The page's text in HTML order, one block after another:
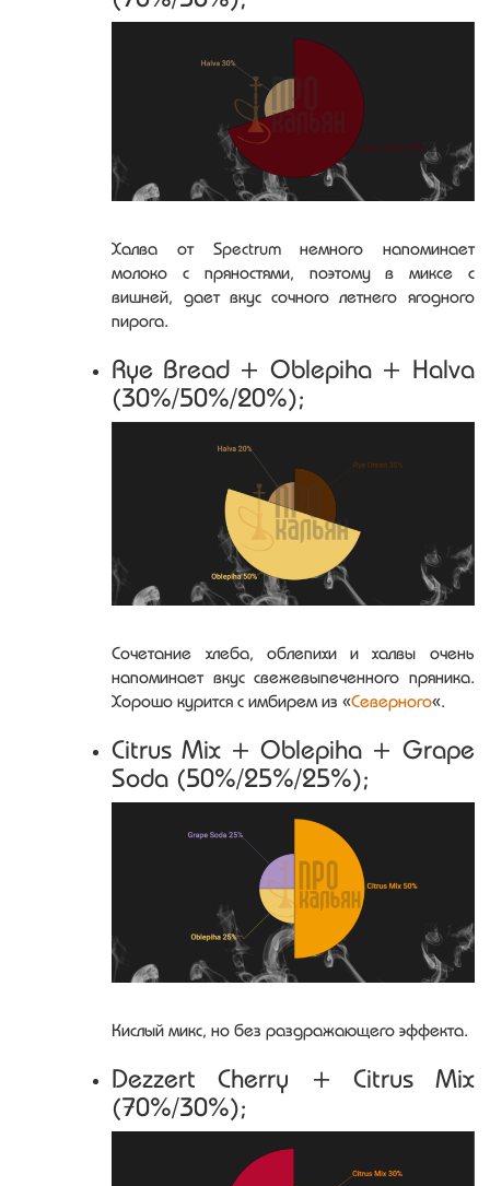
Халва от Spectrum немного напоминает
молоко с пряностями, поэтому в миксе с
вишней, дает вкус сочного летнего ягодного
пирога.
Rye Bread + Oblepiha + Halva
(30%/50%/20%);
Сочетание хлеба, облепихи и халвы очень
напоминает вкус свежевыпеченного пряника.
Хорошо курится с имбирем из «Северного«.
Citrus Mix + Oblepiha + Grape
Soda (50%/25%/25%);
Кислый микс, но без раздражающего эффекта.
Dezzert Cherry + Citrus Mix
(70%/30%);